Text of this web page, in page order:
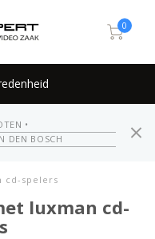
0
•
DEN BOSCH
cd-spelers
luxman cd-